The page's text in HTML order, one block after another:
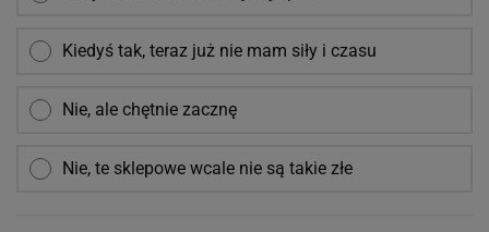
Kiedyś tak, teraz już nie mam siły i czasu
Nie, ale chętnie zacznę
Nie, te sklepowe wcale nie są takie złe